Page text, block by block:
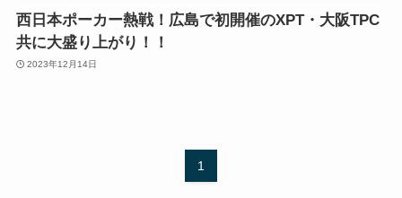
西日本ポーカー熱戦！広島で初開催のXPT・大阪TPC
共に大盛り上がり！！
2023年12月14日
1